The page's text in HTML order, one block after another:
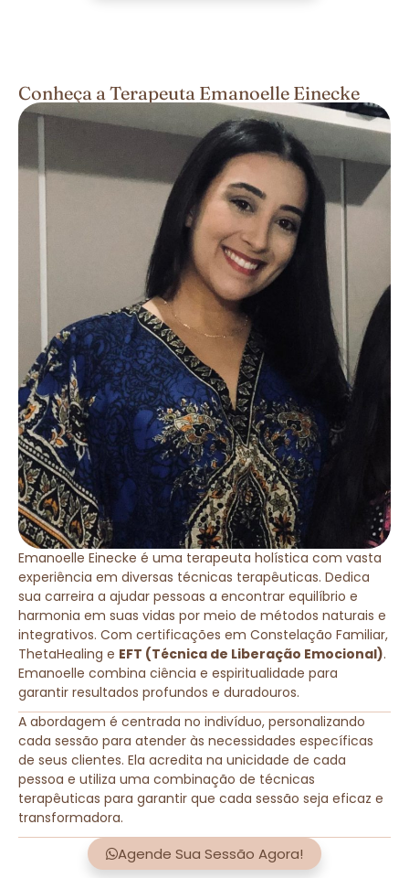
Conheça a Terapeuta Emanoelle Einecke
Emanoelle Einecke é uma terapeuta holística com vasta
experiência em diversas técnicas terapêuticas. Dedica
sua carreira a ajudar pessoas a encontrar equilíbrio e
harmonia em suas vidas por meio de métodos naturais e
integrativos. Com certificações em Constelação Familiar,
ThetaHealing e EFT (Técnica de Liberação Emocional).
Emanoelle combina ciência e espiritualidade para
garantir resultados profundos e duradouros.
A abordagem é centrada no indivíduo, personalizando
cada sessão para atender às necessidades específicas
de seus clientes. Ela acredita na unicidade de cada
pessoa e utiliza uma combinação de técnicas
terapêuticas para garantir que cada sessão seja eficaz e
transformadora.
Agende Sua Sessão Agora!